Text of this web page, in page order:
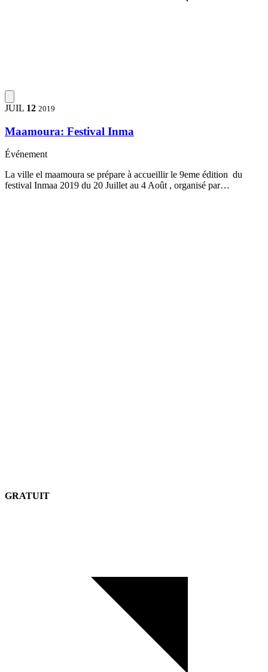
JUIL 12 2019
Maamoura: Festival Inma
Événement
La ville el maamoura se prépare à accueillir le 9eme édition du
festival Inmaa 2019 du 20 Juillet au 4 Août , organisé par…
GRATUIT